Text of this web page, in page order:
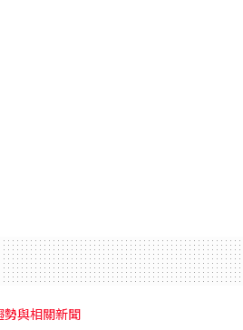
勢與相關新聞